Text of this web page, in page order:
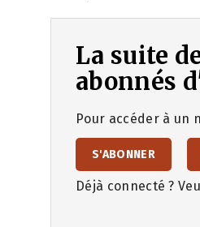
La suite
abonnés
Pour accéder à un
S'ABONNER
Déjà connecté ?